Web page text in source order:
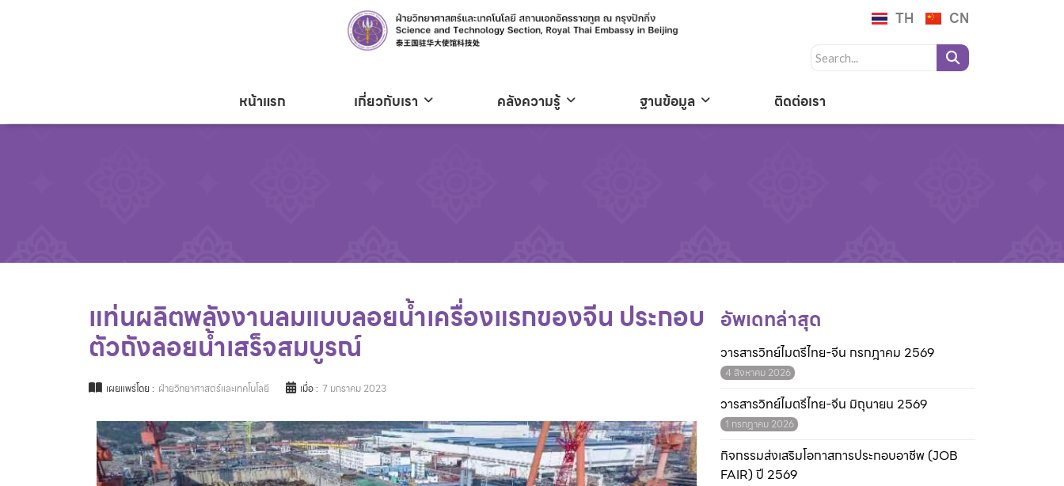
TH CN
หน้าแรก เกี่ยวกับเรา คลังความรู้ ฐานข้อมูล ติดต่อเรา
แท่นผลิตพลังงานลมแบบลอยน้ำเครื่องแรกของจีน ประกอบ
ตัวถังลอยน้ำเสร็จสมบูรณ์
เผยแพร่โดย : ฝ่ายวิทยาศาสตร์และเทคโนโลยี เมื่อ : 7 มกราคม 2023
อัพเดทล่าสุด
วารสารวิทย์ไมตรีไทย-จีน กรกฎาคม 2569
4 สิงหาคม 2026
วารสารวิทย์ไมตรีไทย-จีน มิถุนายน 2569
1 กรกฎาคม 2026
กิจกรรมส่งเสริมโอกาสการประกอบอาชีพ (JOB
FAIR) ปี 2569